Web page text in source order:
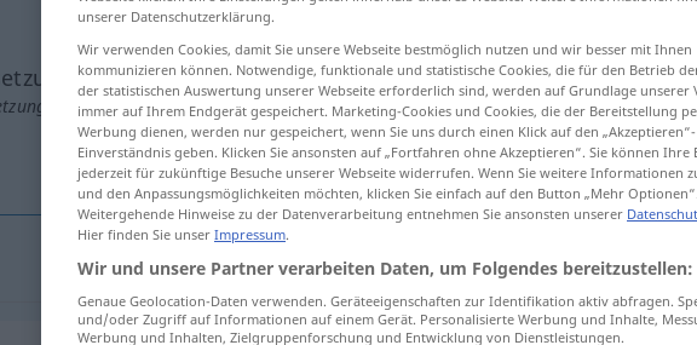
anklicken/antippen)
chorus line
unserer Datenschutzerklärung.
Wir verwenden Cookies, damit Sie unsere Webseite bestmöglich nutzen und wir besser mit Ihnen
kommunizieren können. Notwendige, funktionale und statistische Cookies, die für den Betrieb
der statistischen Auswertung unserer Webseite erforderlich sind, werden auf Grundlage unserer
immer auf Ihrem Endgerät gespeichert. Marketing-Cookies und Cookies, die der Bereitstellung
Werbung dienen, werden nur gespeichert, wenn Sie uns durch einen Klick auf den
Einverständnis geben. Klicken Sie ansonsten auf „Fortfahren ohne Akzeptieren“. Sie können
jederzeit für zukünftige Besuche unserer Webseite widerrufen. Wenn Sie weitere Informationen
und den Anpassungsmöglichkeiten möchten, klicken Sie einfach auf den Button „Mehr
Weitergehende Hinweise zu der Datenverarbeitung entnehmen Sie ansonsten unserer
Hier finden Sie unser Impressum.
Wir und unsere Partner verarbeiten Daten, um Folgendes bereitzustellen:
Genaue Geolocation-Daten verwenden. Geräteeigenschaften zur Identifikation aktiv abfragen.
und/oder Zugriff auf Informationen auf einem Gerät. Personalisierte Werbung und Inhalte,
Werbung und Inhalten, Zielgruppenforschung und Entwicklung von Dienstleistungen.